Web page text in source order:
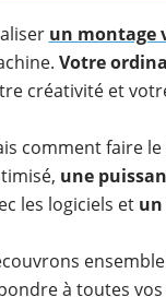
un montage
Votre
créativité et
comment faire
une
les logiciels et
ensemble
à toutes